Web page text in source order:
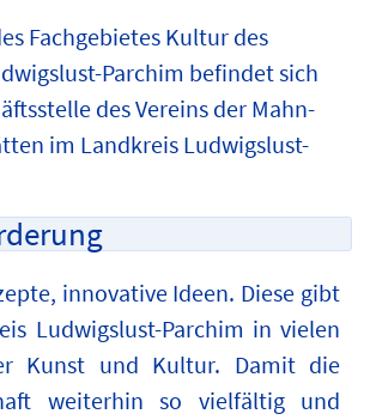
Fachgebietes Kultur des
Parchim befindet sich
des Vereins der Mahn-
im Landkreis Ludwigslust-
innovative Ideen. Diese gibt
Ludwigslust-Parchim in vielen
Kunst und Kultur. Damit die
weiterhin so vielfältig und